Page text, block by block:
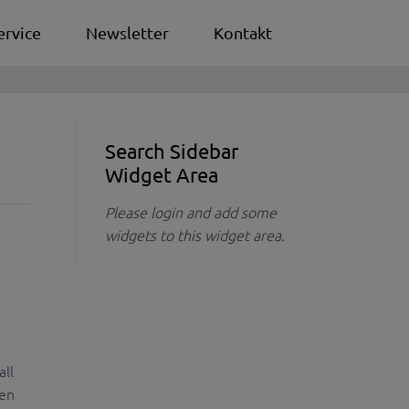
Newsletter Kontakt
Search Sidebar
Widget Area
Please login and add some
widgets to this widget area.